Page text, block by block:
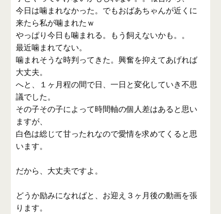
今日は噛まれなかった。でもおばあちゃんが近くに
来たら私が噛まれたｗ
やっぱり今日も噛まれる。もう飼えないかも。。
最近噛まれてない。
噛まれそうな時判ってきた。興奮を抑えてあげれば
大丈夫。
へと、１ヶ月程の間で日、一日と変化していき不思
議でした。
その子その子によって時間軸の個人差はあると思い
ますが、
白色は総じて甘ったれなので愛情を求めてくると思
います。
だから、大丈夫ですよ。
どうか励みになればと、お迎え３ヶ月後の動画を張
ります。